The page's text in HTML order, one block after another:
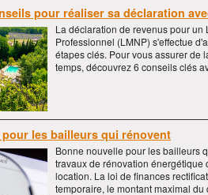
pour réaliser sa déclaration
La déclaration de revenus pour
Professionnel (LMNP) s'effectue
étapes clés. Pour vous assurer de
temps, découvrez 6 conseils clés
les bailleurs qui rénovent
Bonne nouvelle pour les bailleurs
travaux de rénovation énergétique
location. La loi de finances
temporaire, le montant maximal du